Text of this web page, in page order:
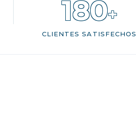
180+
CLIENTES SATISFECHOS